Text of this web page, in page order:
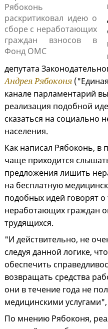
депутата
Андрея Рябоконя
канале парламентарий
реализация подобной
сказаться на социально
населения.
Как написал Рябоконь, в
чаще приходится
предложения лишить
на бесплатную
подобных идей говорят
неработающих граждан
трудящихся.
"И действительно, не
следуя данной логике,
обеспечить
возвращать средства
они в течение года не
медицинскими
По мнению Рябоконя,